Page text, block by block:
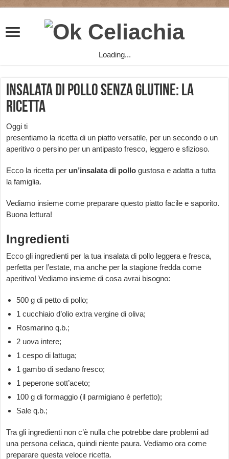
Loading...
Insalata di pollo senza glutine: la
ricetta
Oggi ti
presentiamo la ricetta di un piatto versatile, per un secondo o un
aperitivo o persino per un antipasto fresco, leggero e sfizioso.
Ecco la ricetta per un’insalata di pollo gustosa e adatta a tutta
la famiglia.
Vediamo insieme come preparare questo piatto facile e saporito.
Buona lettura!
Ingredienti
Ecco gli ingredienti per la tua insalata di pollo leggera e fresca,
perfetta per l’estate, ma anche per la stagione fredda come
aperitivo! Vediamo insieme di cosa avrai bisogno:
500 g di petto di pollo;
1 cucchiaio d’olio extra vergine di oliva;
Rosmarino q.b.;
2 uova intere;
1 cespo di lattuga;
1 gambo di sedano fresco;
1 peperone sott’aceto;
100 g di formaggio (il parmigiano è perfetto);
Sale q.b.;
Tra gli ingredienti non c’è nulla che potrebbe dare problemi ad
una persona celiaca, quindi niente paura. Vediamo ora come
preparare questa veloce ricetta.